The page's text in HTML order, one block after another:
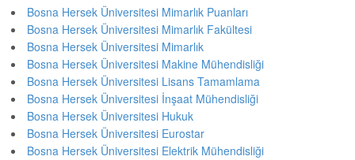
Bosna Hersek Üniversitesi Mimarlık Puanları
Bosna Hersek Üniversitesi Mimarlık Fakültesi
Bosna Hersek Üniversitesi Mimarlık
Bosna Hersek Üniversitesi Makine Mühendisliği
Bosna Hersek Üniversitesi Lisans Tamamlama
Bosna Hersek Üniversitesi İnşaat Mühendisliği
Bosna Hersek Üniversitesi Hukuk
Bosna Hersek Üniversitesi Eurostar
Bosna Hersek Üniversitesi Elektrik Mühendisliği